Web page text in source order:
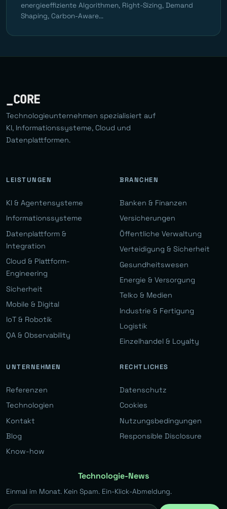
energieeffiziente Algorithmen, Right-Sizing, Demand
Shaping, Carbon-Aware...
_CORE
Technologieunternehmen spezialisiert auf
KI, Informationssysteme, Cloud und
Datenplattformen.
LEISTUNGEN
KI & Agentensysteme
Informationssysteme
Datenplattform &
Integration
Cloud & Plattform-
Engineering
Sicherheit
Mobile & Digital
IoT & Robotik
QA & Observability
BRANCHEN
Banken & Finanzen
Versicherungen
Öffentliche Verwaltung
Verteidigung & Sicherheit
Gesundheitswesen
Energie & Versorgung
Telko & Medien
Industrie & Fertigung
Logistik
Einzelhandel & Loyalty
UNTERNEHMEN
Referenzen
Technologien
Kontakt
Blog
Know-how
RECHTLICHES
Datenschutz
Cookies
Nutzungsbedingungen
Responsible Disclosure
Technologie-News
Einmal im Monat. Kein Spam. Ein-Klick-Abmeldung.